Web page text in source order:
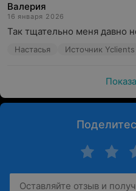
Валерия
16 января 2026
Так тщательно меня давно
Настасья Источник Yclients